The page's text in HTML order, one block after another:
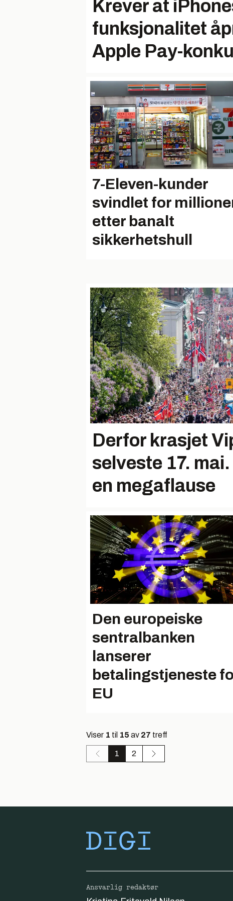
Krever at
funksjonalitet
Apple Pay-
7-Eleven-kunder
svindlet for
etter banalt
sikkerhetshull
Derfor krasjet
selveste 17.
en megaflause
Den europeiske
sentralbanken
lanserer
betalingstjeneste
EU
Viser 1 til 15 av 27 treff
1 2
Ansvarlig redaktør